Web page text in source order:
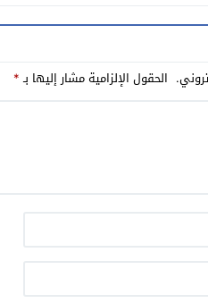
الحقول الإلزامية مشار إليها بـ*